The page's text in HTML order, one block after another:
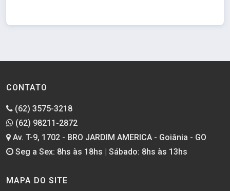
CONTATO
(62) 3575-3218
(62) 98211-2872
Av. T-9, 1702 - BRO JARDIM AMERICA - Goiânia - GO
Seg a Sex: 8hs às 18hs | Sábado: 8hs às 13hs
MAPA DO SITE